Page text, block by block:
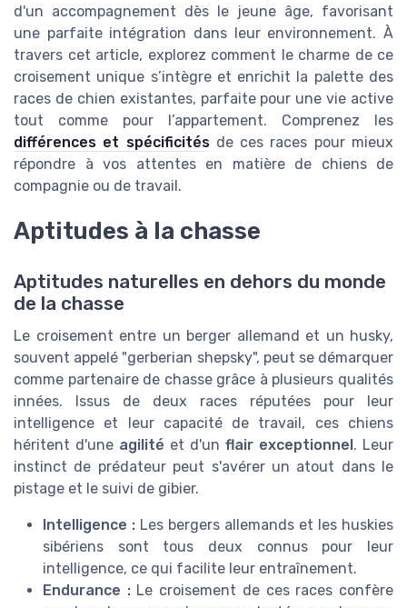
d'un accompagnement dès le jeune âge, favorisant
une parfaite intégration dans leur environnement. À
travers cet article, explorez comment le charme de ce
croisement unique s’intègre et enrichit la palette des
races de chien existantes, parfaite pour une vie active
tout comme pour l’appartement. Comprenez les
différences et spécificitésde ces races pour mieux
répondre à vos attentes en matière de chiens de
compagnie ou de travail.
Aptitudes à la chasse
Aptitudes naturelles en dehors du monde
de la chasse
Le croisement entre un berger allemand et un husky,
souvent appelé "gerberian shepsky", peut se démarquer
comme partenaire de chasse grâce à plusieurs qualités
innées. Issus de deux races réputées pour leur
intelligence et leur capacité de travail, ces chiens
héritent d'une agilité et d'un flair exceptionnel . Leur
instinct de prédateur peut s'avérer un atout dans le
pistage et le suivi de gibier.
Intelligence : Les bergers allemands et les huskies
sibériens sont tous deux connus pour leur
intelligence, ce qui facilite leur entraînement.
Endurance :Le croisement de ces races confère